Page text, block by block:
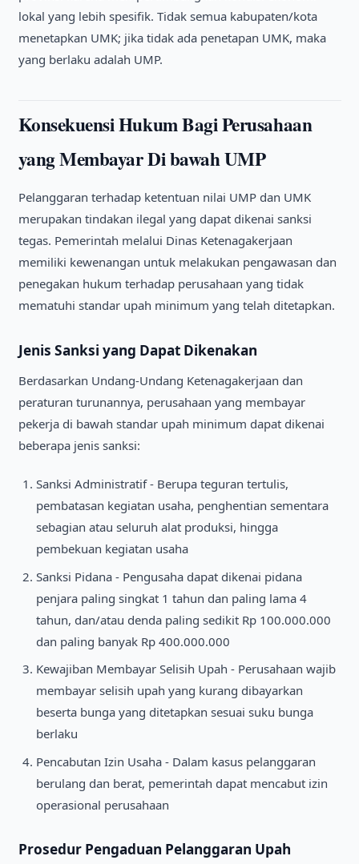
lokal yang lebih spesifik. Tidak semua kabupaten/kota
menetapkan UMK; jika tidak ada penetapan UMK, maka
yang berlaku adalah UMP.
Konsekuensi Hukum Bagi Perusahaan
yang Membayar Di bawah UMP
Pelanggaran terhadap ketentuan nilai UMP dan UMK
merupakan tindakan ilegal yang dapat dikenai sanksi
tegas. Pemerintah melalui Dinas Ketenagakerjaan
memiliki kewenangan untuk melakukan pengawasan dan
penegakan hukum terhadap perusahaan yang tidak
mematuhi standar upah minimum yang telah ditetapkan.
Jenis Sanksi yang Dapat Dikenakan
Berdasarkan Undang-Undang Ketenagakerjaan dan
peraturan turunannya, perusahaan yang membayar
pekerja di bawah standar upah minimum dapat dikenai
beberapa jenis sanksi:
Sanksi Administratif - Berupa teguran tertulis,
pembatasan kegiatan usaha, penghentian sementara
sebagian atau seluruh alat produksi, hingga
pembekuan kegiatan usaha
Sanksi Pidana - Pengusaha dapat dikenai pidana
penjara paling singkat 1 tahun dan paling lama 4
tahun, dan/atau denda paling sedikit Rp 100.000.000
dan paling banyak Rp 400.000.000
Kewajiban Membayar Selisih Upah - Perusahaan wajib
membayar selisih upah yang kurang dibayarkan
beserta bunga yang ditetapkan sesuai suku bunga
berlaku
Pencabutan Izin Usaha - Dalam kasus pelanggaran
berulang dan berat, pemerintah dapat mencabut izin
operasional perusahaan
Prosedur Pengaduan Pelanggaran Upah